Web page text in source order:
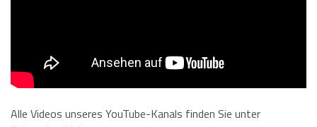
Alle Videos unseres YouTube-Kanals finden Sie unter